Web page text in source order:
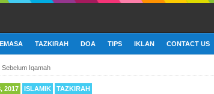
TAZKIRAH DOA TIPS IKLAN CONTACT US
Iqamah
2017 ISLAMIK TAZKIRAH